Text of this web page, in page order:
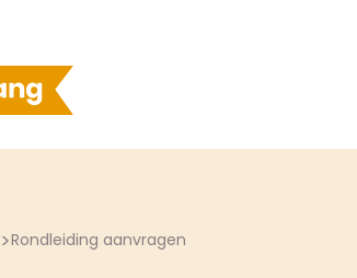
>Rondleiding aanvragen